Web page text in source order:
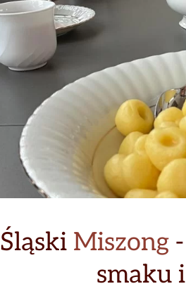
Śląski Miszong
smaku